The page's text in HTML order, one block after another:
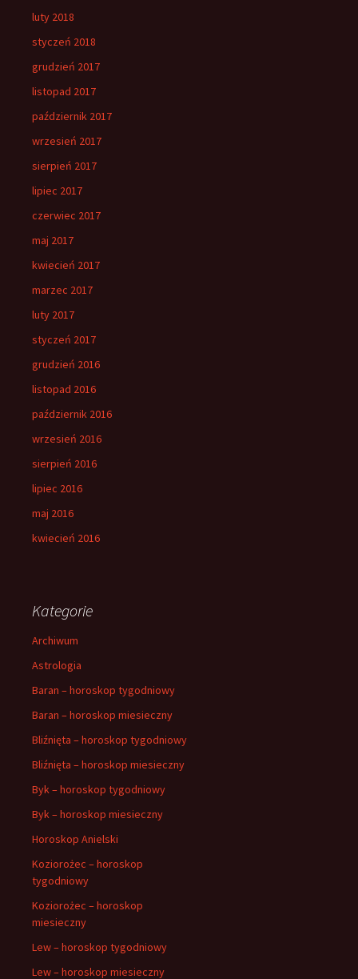
luty 2018
styczeń 2018
grudzień 2017
listopad 2017
październik 2017
wrzesień 2017
sierpień 2017
lipiec 2017
czerwiec 2017
maj 2017
kwiecień 2017
marzec 2017
luty 2017
styczeń 2017
grudzień 2016
listopad 2016
październik 2016
wrzesień 2016
sierpień 2016
lipiec 2016
maj 2016
kwiecień 2016
Kategorie
Archiwum
Astrologia
Baran – horoskop tygodniowy
Baran – horoskop miesieczny
Bliźnięta – horoskop tygodniowy
Bliźnięta – horoskop miesieczny
Byk – horoskop tygodniowy
Byk – horoskop miesieczny
Horoskop Anielski
Koziorożec – horoskop
tygodniowy
Koziorożec – horoskop
miesieczny
Lew – horoskop tygodniowy
Lew – horoskop miesieczny